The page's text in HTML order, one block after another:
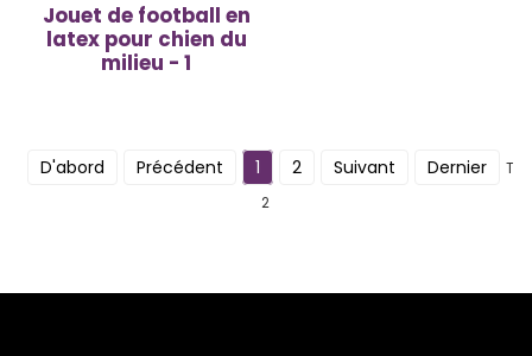
Jouet de football en
latex pour chien du
milieu - 1
D'abord Précédent 1 2 Suivant Dernier
2